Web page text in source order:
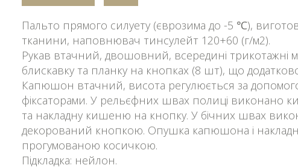
Пальто прямого силуету (єврозима до -5 ℃),
тканини, наповнювач тинсулейт 120+60 (г/м2).
Рукав втачний, двошовний, всередині трикотажні
блискавку та планку на кнопках (8 шт), що додатково
Капюшон втачний, висота регулюється за
фіксаторами. У рельєфних швах полиці виконано
та накладну кишеню на кнопку. У бічних швах
декорований кнопкою. Опушка капюшона і
прогумованою косичкою.
Підкладка: нейлон.